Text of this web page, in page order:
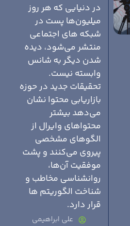
در دنیایی که هر روز
میلیون‌ها پست در
شبکه های اجتماعی
منتشر می‌شود، دیده
شدن دیگر به شانس
وابسته نیست.
تحقیقات جدید در حوزه
بازاریابی محتوا نشان
می‌دهد بیشتر
محتواهای وایرال از
الگوهای مشخصی
پیروی می‌کنند و پشت
موفقیت آن‌ها،
روانشناسی مخاطب و
شناخت الگوریتم ها
قرار دارد.
علی ابراهیمی